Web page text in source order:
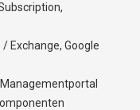
Exchange, Google